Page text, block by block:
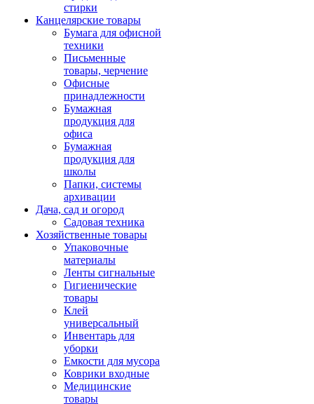
стирки
Канцелярские товары
Бумага для офисной
техники
Письменные
товары, черчение
Офисные
принадлежности
Бумажная
продукция для
офиса
Бумажная
продукция для
школы
Папки, системы
архивации
Дача, сад и огород
Садовая техника
Хозяйственные товары
Упаковочные
материалы
Ленты сигнальные
Гигиенические
товары
Клей
универсальный
Инвентарь для
уборки
Емкости для мусора
Коврики входные
Медицинские
товары